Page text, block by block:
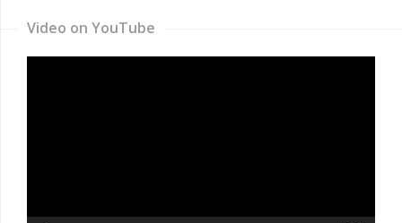
Video on YouTube